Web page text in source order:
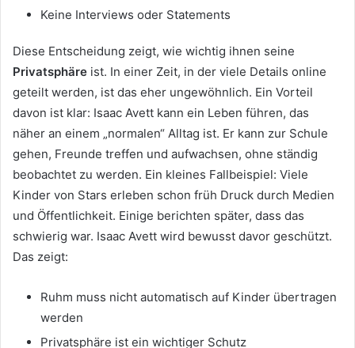
Keine Interviews oder Statements
Diese Entscheidung zeigt, wie wichtig ihnen seine
Privatsphäre ist. In einer Zeit, in der viele Details online
geteilt werden, ist das eher ungewöhnlich. Ein Vorteil
davon ist klar: Isaac Avett kann ein Leben führen, das
näher an einem „normalen“ Alltag ist. Er kann zur Schule
gehen, Freunde treffen und aufwachsen, ohne ständig
beobachtet zu werden. Ein kleines Fallbeispiel: Viele
Kinder von Stars erleben schon früh Druck durch Medien
und Öffentlichkeit. Einige berichten später, dass das
schwierig war. Isaac Avett wird bewusst davor geschützt.
Das zeigt:
Ruhm muss nicht automatisch auf Kinder übertragen
werden
Privatsphäre ist ein wichtiger Schutz